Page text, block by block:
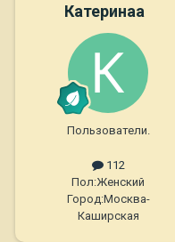
Катеринаа
Пользователи.
112
Пол:Женский
Город:Москва-
Каширская